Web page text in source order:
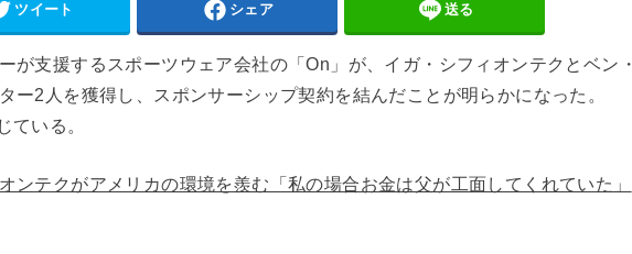
ツイート シェア 送る
が支援するスポーツウェア会社の「On」が、イガ・シフィオンテクとベン・
ー2人を獲得し、スポンサーシップ契約を結んだことが明らかになった。
ている。
ンテクがアメリカの環境を羨む「私の場合お金は父が工面してくれていた」